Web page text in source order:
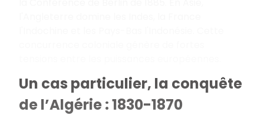
Un cas particulier, la conquête
de l’Algérie : 1830-1870